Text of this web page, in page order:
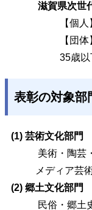
滋賀県次世
【個
【団
35歳以
表彰の対象部
(1) 芸術文化部門
美術・陶芸
メディア芸
(2) 郷土文化部門
民俗・郷土